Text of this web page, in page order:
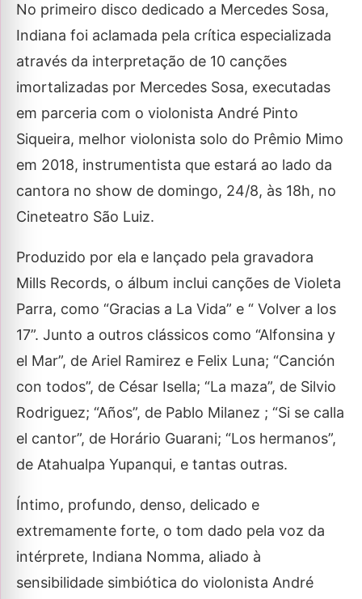
No primeiro disco dedicado a Mercedes Sosa,
Indiana foi aclamada pela crítica especializada
através da interpretação de 10 canções
imortalizadas por Mercedes Sosa, executadas
em parceria com o violonista André Pinto
Siqueira, melhor violonista solo do Prêmio Mimo
em 2018, instrumentista que estará ao lado da
cantora no show de domingo, 24/8, às 18h, no
Cineteatro São Luiz.
Produzido por ela e lançado pela gravadora
Mills Records, o álbum inclui canções de Violeta
Parra, como “Gracias a La Vida” e “ Volver a los
17”. Junto a outros clássicos como “Alfonsina y
el Mar”, de Ariel Ramirez e Felix Luna; “Canción
con todos”, de César Isella; “La maza”, de Silvio
Rodriguez; “Años”, de Pablo Milanez ; “Si se calla
el cantor”, de Horário Guarani; “Los hermanos”,
de Atahualpa Yupanqui, e tantas outras.
Íntimo, profundo, denso, delicado e
extremamente forte, o tom dado pela voz da
intérprete, Indiana Nomma, aliado à
sensibilidade simbiótica do violonista André